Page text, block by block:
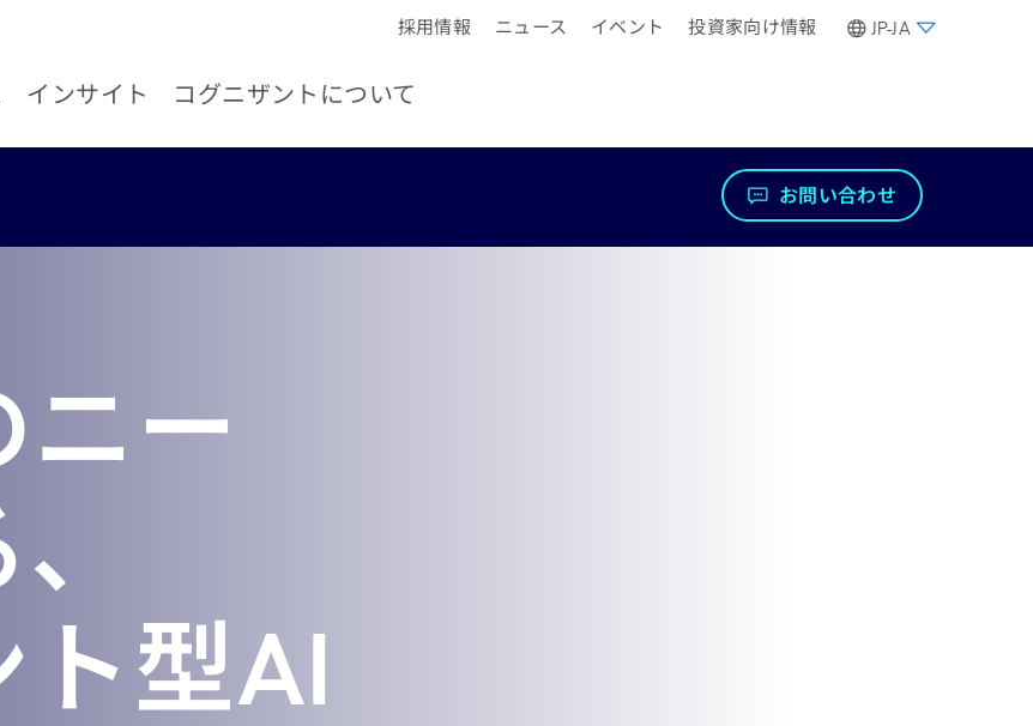
採用情報 ニュース イベント 投資家向け情報 JP-JA
インサイト コグニザントについて
お問い合わせ
ニー
ト型AI